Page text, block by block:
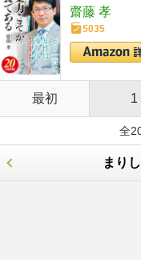
齋藤 孝
5035
最初 1
全
まり